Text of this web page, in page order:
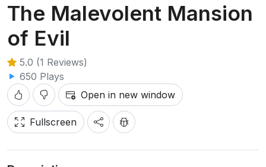
The Malevolent Mansion
of Evil
5.0 (1 Reviews)
650 Plays
Open in new window
Fullscreen